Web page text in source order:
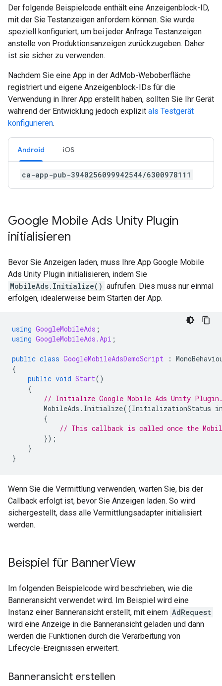
Der folgende Beispielcode enthält eine Anzeigenblock-ID,
mit der Sie Testanzeigen anfordern können. Sie wurde
speziell konfiguriert, um bei jeder Anfrage Testanzeigen
anstelle von Produktionsanzeigen zurückzugeben. Daher
ist sie sicher zu verwenden.
Nachdem Sie eine App in der AdMob-Weboberfläche
registriert und eigene Anzeigenblock-IDs für die
Verwendung in Ihrer App erstellt haben, sollten Sie Ihr Gerät
während der Entwicklung jedoch explizit als Testgerät
konfigurieren.
Android iOS
ca-app-pub-3940256099942544/6300978111
Google Mobile Ads Unity Plugin
initialisieren
Bevor Sie Anzeigen laden, muss Ihre App Google Mobile
Ads Unity Plugin initialisieren, indem Sie
MobileAds.Initialize() aufrufen. Dies muss nur einmal
erfolgen, idealerweise beim Starten der App.
using GoogleMobileAds ;
using GoogleMobileAds.Api ;
public class GoogleMobileAdsDemoScript :
{
public void Start()
{
// Initialize Google Mobile Ads Unity Plugin
MobileAds . Initialize((InitializationStatus
{
// This callback is called once the
});
}
}
Wenn Sie die Vermittlung verwenden, warten Sie, bis der
Callback erfolgt ist, bevor Sie Anzeigen laden. So wird
sichergestellt, dass alle Vermittlungsadapter initialisiert
werden.
Beispiel für BannerView
Im folgenden Beispielcode wird beschrieben, wie die
Banneransicht verwendet wird. Im Beispiel wird eine
Instanz einer Banneransicht erstellt, mit einem AdRequest
wird eine Anzeige in die Banneransicht geladen und dann
werden die Funktionen durch die Verarbeitung von
Lifecycle-Ereignissen erweitert.
Banneransicht erstellen